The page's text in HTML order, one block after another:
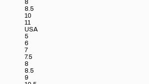
8
8.5
10
11
USA
5
6
7
7.5
8
8.5
9